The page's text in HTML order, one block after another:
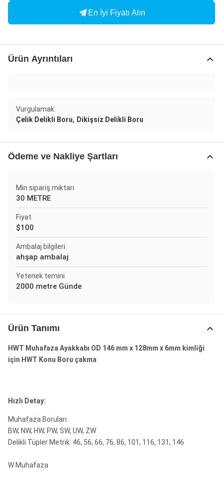
En İyi Fiyatı Alın
Ürün Ayrıntıları
Vurgulamak:
Çelik Delikli Boru, Dikişsiz Delikli Boru
Ödeme ve Nakliye Şartları
Min sipariş miktarı
30 METRE
Fiyat
$100
Ambalaj bilgileri
ahşap ambalaj
Yetenek temini
2000 metre Günde
Ürün Tanımı
HWT Muhafaza Ayakkabı OD 146 mm x 128mm x 6mm kimliği
için HWT Konu Boru çakma
Hızlı Detay:
Muhafaza Boruları:
BW, NW, HW, PW, SW, UW, ZW
Delikli Tüpler Metrik: 46, 56, 66, 76, 86, 101, 116, 131, 146
W Muhafaza